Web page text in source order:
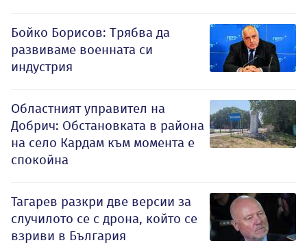
Бойко Борисов: Трябва да
развиваме военната си
индустрия
Oбластният управител на
Добрич: Обстановката в района
на село Кардам към момента е
спокойна
Тагарев разкри две версии за
случилото се с дрона, който се
взриви в България